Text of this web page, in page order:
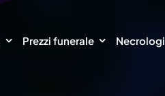
Prezzi funerale Necrologi